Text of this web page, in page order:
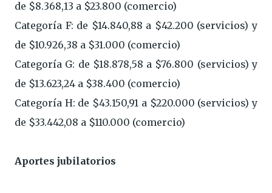
de $8.368,13 a $23.800 (comercio)
Categoría F: de $14.840,88 a $42.200 (servicios) y
de $10.926,38 a $31.000 (comercio)
Categoría G: de $18.878,58 a $76.800 (servicios) y
de $13.623,24 a $38.400 (comercio)
Categoría H: de $43.150,91 a $220.000 (servicios) y
de $33.442,08 a $110.000 (comercio)
Aportes jubilatorios